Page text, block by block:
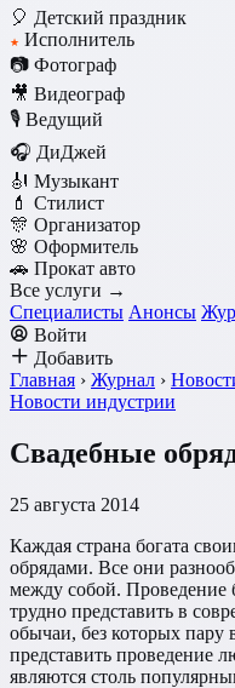
🎈 Детский праздник
★ Исполнитель
📷 Фотограф
🎥 Видеограф
🎙️ Ведущий
🎧 ДиДжей
🎻 Музыкант
💄 Стилист
🎊 Организатор
🌸 Оформитель
🚗 Прокат авто
Все услуги →
Специалисты Анонсы
Войти
Добавить
Главная › Журнал ›
Новости индустрии
Свадебные
25 августа 2014
Каждая страна богата
обрядами. Все они
между собой. Проведение
трудно представить в
обычаи, без которых пару
представить проведение
являются столь